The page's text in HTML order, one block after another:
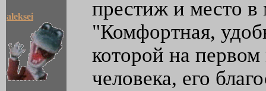
aleksei
престиж и место в
"Комфортная,
которой на первом
человека, его